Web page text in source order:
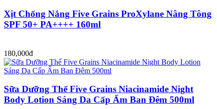
Xịt Chống Nắng Five Grains ProXylane Nâng Tông
SPF 50+ PA++++ 160ml
180,000đ
Sữa Dưỡng Thể Five Grains Niacinamide Night
Body Lotion Sáng Da Cấp Ẩm Ban Đêm 500ml